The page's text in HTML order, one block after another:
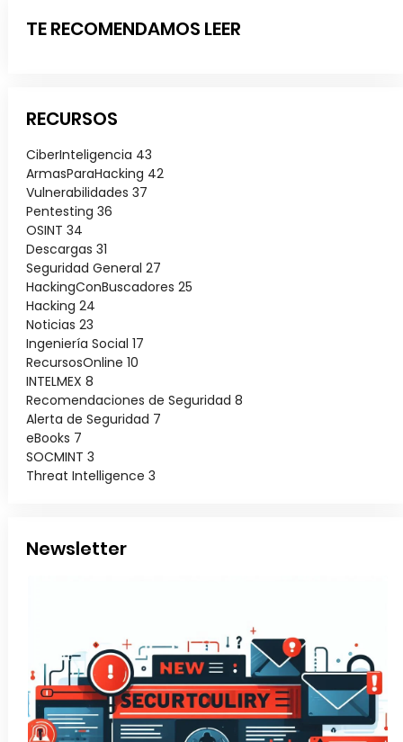
TE RECOMENDAMOS LEER
RECURSOS
CiberInteligencia 43
ArmasParaHacking 42
Vulnerabilidades 37
Pentesting 36
OSINT 34
Descargas 31
Seguridad General 27
HackingConBuscadores 25
Hacking 24
Noticias 23
Ingeniería Social 17
RecursosOnline 10
INTELMEX 8
Recomendaciones de Seguridad 8
Alerta de Seguridad 7
eBooks 7
SOCMINT 3
Threat Intelligence 3
Newsletter